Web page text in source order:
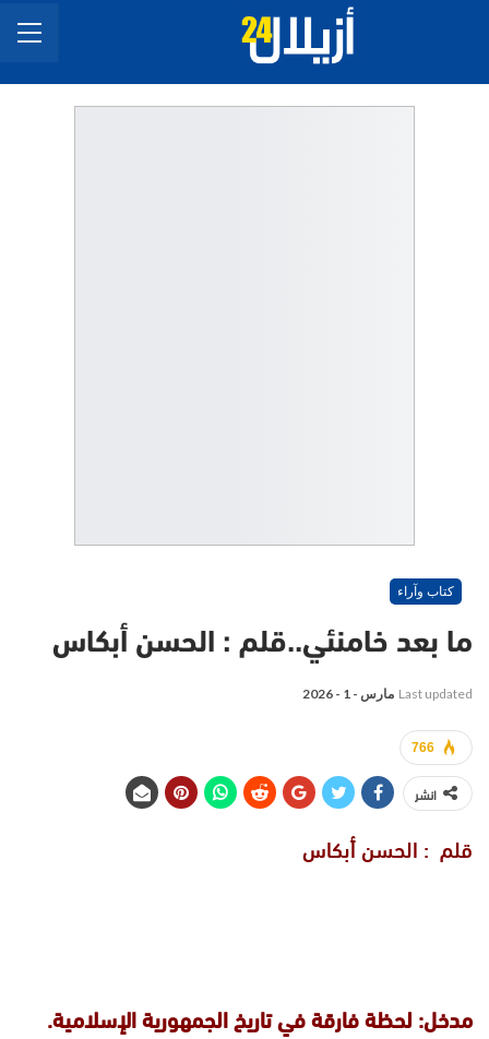
كتاب وآراء
ما بعد خامنئي..قلم : الحسن أبكاس
Last updated مارس - 1 - 2026
766
انشر
قلم : الحسن أبكاس
مدخل: لحظة فارقة في تاريخ الجمهورية الإسلامية.